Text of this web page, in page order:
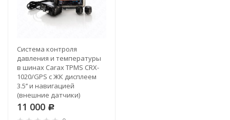
Система контроля
давления и температуры
в шинах Carax TPMS CRX-
1020/GPS c ЖК дисплеем
3.5’’ и навигацией
(внешние датчики)
11 000 Р